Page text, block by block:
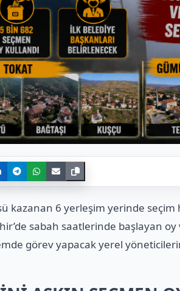
kazanan 6 yerleşim yerinde seçim
sabah saatlerinde başlayan
görev yapacak yerel